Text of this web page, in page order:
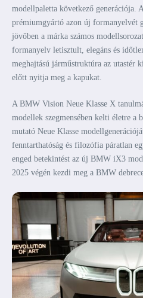
modellpaletta következő generációja.
prémiumgyártó azon új formanyelvét
jövőben a márka számos
formanyelv letisztult, elegáns és
meghajtású járműstruktúra az utastér
előtt nyitja meg a kapukat.
A BMW Vision Neue Klasse X
modellek szegmensében kelti életre a
mutató Neue Klasse
fenntarthatóság és filozófia páratlan
enged betekintést az új BMW iX3
2025 végén kezdi meg a BMW